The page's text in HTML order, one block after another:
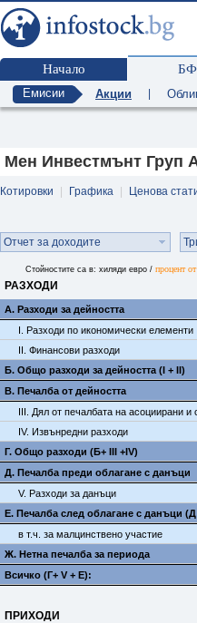
Начало
Емисии Акции
Мен Инвестмънт Груп
Котировки Графика Ценова
Отчет за доходите
Стойностите са в: хиляди евро / процент
РАЗХОДИ
А. Разходи за дейността
I. Разходи по икономически елементи
II. Финансови разходи
Б. Общо разходи за дейността (I + II)
В. Печалба от дейността
III. Дял от печалбата на асоциирани и
IV. Извънредни разходи
Г. Общо разходи (Б+ III +IV)
Д. Печалба преди облагане с данъци
V. Разходи за данъци
E. Печалба след облагане с данъци (Д
в т.ч. за малцинствено участие
Ж. Нетна печалба за периода
Всичко (Г+ V + Е):
ПРИХОДИ